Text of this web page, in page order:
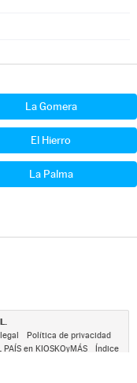
La Gomera
El Hierro
La Palma
Política de privacidad
PAÍS en KIOSKOyMÁS
Índice